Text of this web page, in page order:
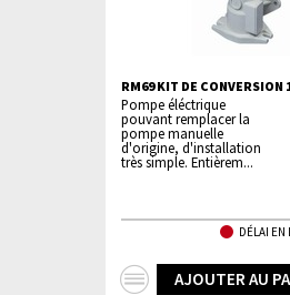
RM69 KIT DE CONVERSION
Pompe éléctrique
pouvant remplacer la
pompe manuelle
d'origine, d'installation
très simple. Entièrem...
DÉLAI EN
AJOUTER AU